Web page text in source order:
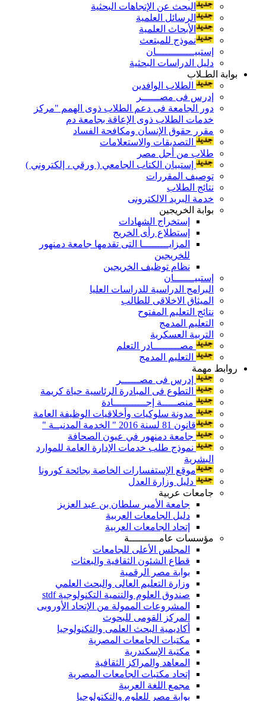
البحث عن الإتجاهات البحثية
الرسائل العلمية
الأبحاث العلمية
نموذج للمبتعث
إستبيـــــــــــــان
دليل الدراسات البحثية
بوابة الطـلاب
الطلاب الوافدين
إدرس فى مصــــــر
دور الجامعة فى دعم الطلاب ذوى الهمم "مركز
خدمات الطلاب ذوى الإعاقة بجامعة دم
مقرر حقوق الإنسان ومكافحة الفساد
التصديقات والاستعلامات
طلاب من أجل مصر
إستبيان الكتاب الجامعي ( ورقي ، إلكتروني )
توصيف المقررات
نتائج الطلاب
خدمة البريد الالكترونى
بوابة الخريجين
إستخراج الشهادات
إستطلاع رأى الخريج
المزايـــــــــا التى تقدمها جامعة دمنهور
للخريجين
نظام توظيف الخريجين
إستبيـــــــان
البرامج الدراسية للدراسات العليا
الميثاق الاخلاقى للطالب
نتائج التعليم المفتوح
التعليم المدمج
التربية العسكرية
مصـــــــــادر التعلم
التعليم المدمج
روابط مهمة
إدرس فى مصــــــر
التطوع فى المبادرة الرئاسية حياة كريمة
منصـــــة إجـــــــــــادة
مدونة سلوكيات وأخلاقيات الوظيفة العامة
قانون 81 لسنة 2016 " الخدمة المدنيــة "
جامعة دمنهور في عيون الصحافة
نموذج طلب خدمات الإدارة العامة للموارد
البشرية
موقع الإستفسارات الخاصة بجائحة كورونا
دليل وزارة العدل
جامعات عربية
جامعة الأمير سلطان بن عبد العزيز
دليل الجامعات العربية
إتحاد الجامعات العربية
مؤسسات عامــــــــــة
المجلس الأعلى للجامعات
قطاع الشئون الثقافية والبعثات
بوابة مصر الرقمية
وزارة التعليم العالى والبحث العلمي
صندوق العلوم والتنمية التكنولوجية stdf
المشروعات الممولة من الإتحاد الأوروبى
المركز القومى للبحوث
أكاديمية البحث العلمى والتكنولوجيا
مكتبات الجامعات المصرية
مكتبة الإسكندرية
المعاهد والمراكز الثقافية
إتحاد مكتبات الجامعات المصرية
مجمع اللغة العربية
بوابة مصر للعلوم والتكتولوجيا